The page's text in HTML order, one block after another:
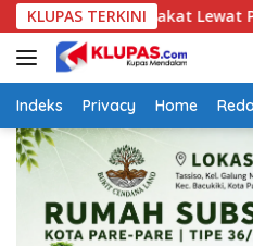
Langsung
ke
konten
KLUPAS TERKINI
Lewat Program
Indeks Privacy Home